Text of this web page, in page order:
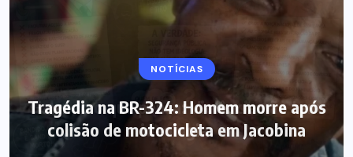
NOTÍCIAS
Tragédia na BR-324: Homem morre após
colisão de motocicleta em Jacobina